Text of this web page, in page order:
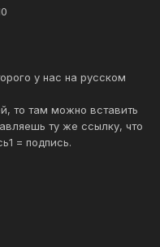
у нас на русском
то там можно вставить
ту же ссылку, что
= подпись.